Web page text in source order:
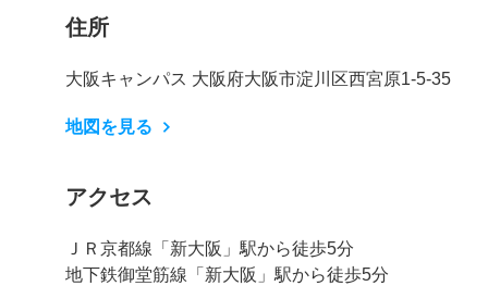
住所
大阪キャンパス 大阪府大阪市淀川区西宮原1-5-35
地図を見る
アクセス
ＪＲ京都線「新大阪」駅から徒歩5分
地下鉄御堂筋線「新大阪」駅から徒歩5分